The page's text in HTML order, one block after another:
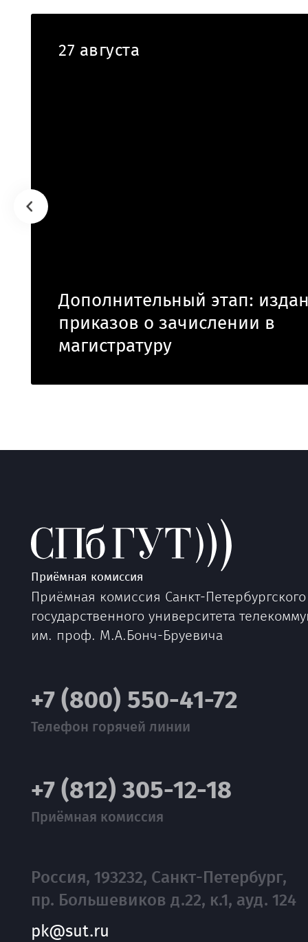
27 августа
Дополнительный этап:
приказов о зачислении в
магистратуру
Приёмная комиссия
Приёмная комиссия Санкт-Петербургского
государственного университета
им. проф. М.А.Бонч-Бруевича
+7 (800) 550-41-72
Телефон горячей линии
+7 (812) 305-12-18
Приёмная комиссия
Россия, 193232, Санкт-Петербург,
пр. Большевиков д.22, к.1, ауд. 124
pk@sut.ru